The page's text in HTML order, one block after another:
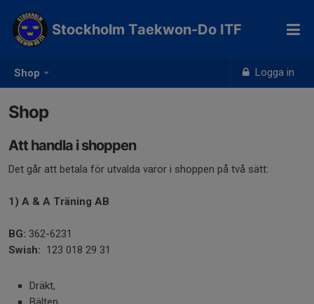
Shop Logga in
Stockholm Taekwon-Do ITF
Shop
Att handla i shoppen
Det går att betala för utvalda varor i shoppen på två sätt:
1) A & A Träning AB
BG: 362-6231
Swish: 123 018 29 31
Dräkt,